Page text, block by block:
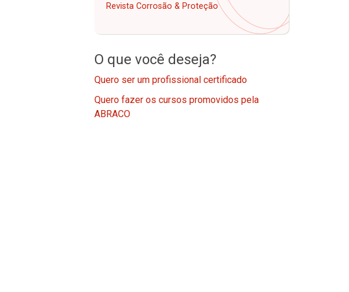
Revista Corrosão & Proteção
O que você deseja?
Quero ser um profissional certificado
Quero fazer os cursos promovidos pela
ABRACO